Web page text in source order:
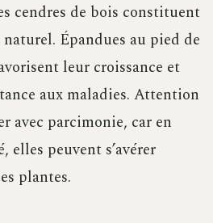
cendres de bois constituent
Épandues au pied de
leur croissance et
aux maladies. Attention
avec parcimonie, car en
peuvent s’avérer
plantes.